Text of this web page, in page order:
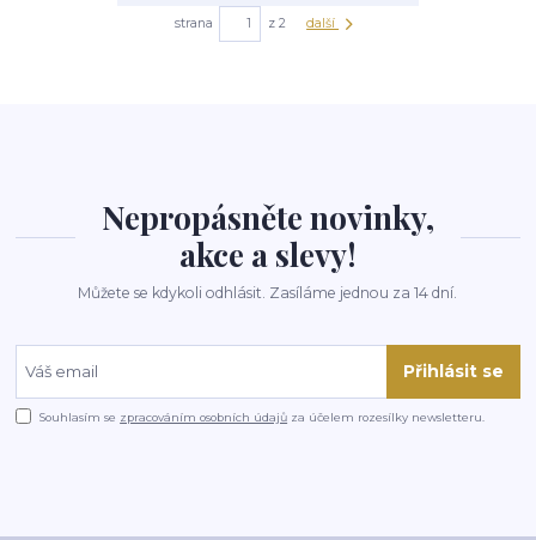
strana z 2 další
Nepropásněte novinky,
akce a slevy!
Můžete se kdykoli odhlásit. Zasíláme jednou za 14 dní.
Přihlásit se
Souhlasím se zpracováním osobních údajů za účelem rozesílky newsletteru.